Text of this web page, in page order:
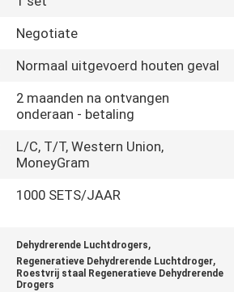
Negotiate
Normaal uitgevoerd houten geval
2 maanden na ontvangen
onderaan - betaling
L/C, T/T, Western Union,
MoneyGram
1000 SETS/JAAR
Dehydrerende Luchtdrogers,
Regeneratieve Dehydrerende Luchtdroger,
Roestvrij staal Regeneratieve Dehydrerende
Drogers